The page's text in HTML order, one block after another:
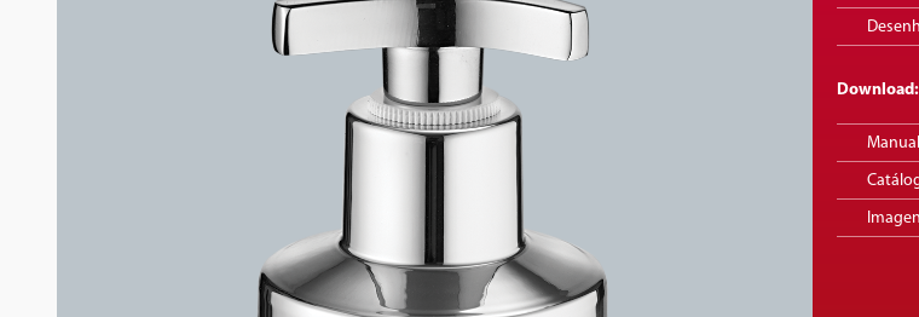
Download: